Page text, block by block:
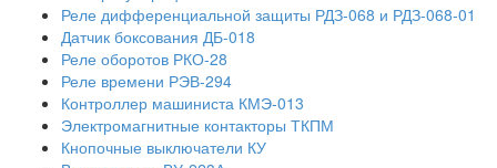
Реле дифференциальной защиты РДЗ-068 и РДЗ-068-01
Датчик боксования ДБ-018
Реле оборотов РКО-28
Реле времени РЭВ-294
Контроллер машиниста КМЭ-013
Электромагнитные контакторы ТКПМ
Кнопочные выключатели КУ